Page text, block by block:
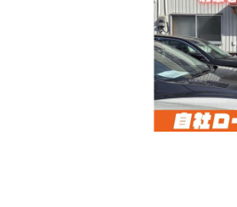
－ フルフラット
シートヒータ
－ フロントカメ
－ ルーフレール